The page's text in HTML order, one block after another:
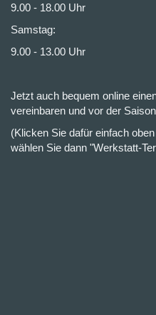
9.00 - 18.00 Uhr
Samstag:
9.00 - 13.00 Uhr
Jetzt auch bequem online
vereinbaren und vor der
(Klicken Sie dafür einfach
wählen Sie dann "Werkstatt-